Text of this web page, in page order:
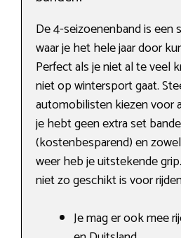
De 4-seizoenenband is een
waar je het hele jaar door
Perfect als je niet al te veel
niet op wintersport gaat.
automobilisten kiezen voor
je hebt geen extra set
(kostenbesparend) en
weer heb je uitstekende
niet zo geschikt is voor
Je mag er ook mee